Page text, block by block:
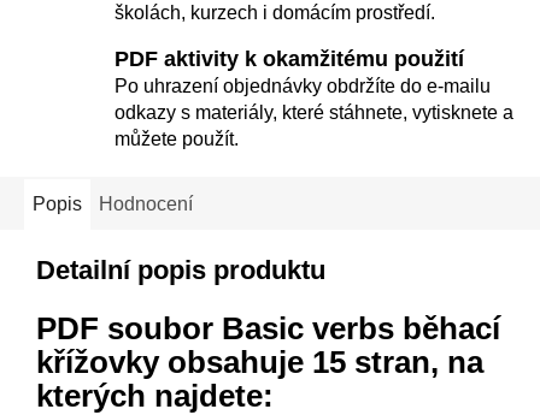
školách, kurzech i domácím prostředí.
PDF aktivity k okamžitému použití
Po uhrazení objednávky obdržíte do e-mailu
odkazy s materiály, které stáhnete, vytisknete a
můžete použít.
Popis Hodnocení
Detailní popis produktu
PDF soubor Basic verbs běhací
křížovkyobsahuje 15 stran, na
kterých najdete: